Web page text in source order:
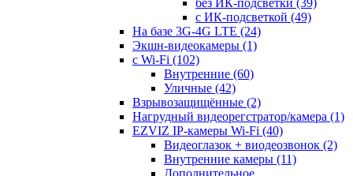
без ИК-подсветки (39)
с ИК-подсветкой (49)
На базе 3G-4G LTE (24)
Экшн-видеокамеры (1)
с Wi-Fi (102)
Внутренние (60)
Уличные (42)
Взрывозащищённые (2)
Нагрудный видеорегстратор/камера (1)
EZVIZ IP-камеры Wi-Fi (40)
Видеоглазок + виодеозвонок (2)
Внутренние камеры (11)
Дополнительное